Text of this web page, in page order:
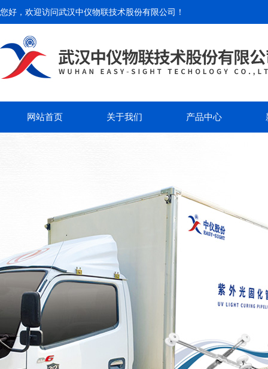
您好，欢迎访问武汉中仪物联技术股份有限公司 ！
网站首页 关于我们 产品中心